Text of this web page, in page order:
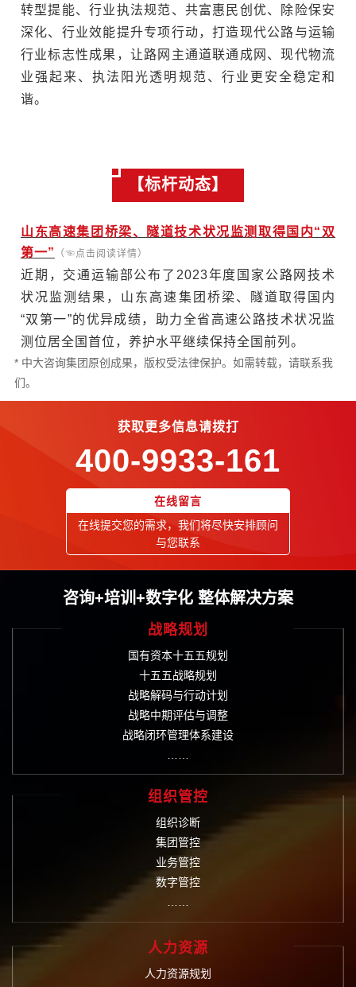
转型提能、行业执法规范、共富惠民创优、除险保安
深化、行业效能提升专项行动，打造现代公路与运输
行业标志性成果，让路网主通道联通成网、现代物流
业强起来、执法阳光透明规范、行业更安全稳定和
谐。
【标杆动态】
山东高速集团桥梁、隧道技术状况监测取得国内“双
第一”
（☜点击阅读详情）
近期，交通运输部公布了2023年度国家公路网技术
状况监测结果，山东高速集团桥梁、隧道取得国内
“双第一”的优异成绩，助力全省高速公路技术状况监
测位居全国首位，养护水平继续保持全国前列。
* 中大咨询集团原创成果，版权受法律保护。如需转载，请联系我
们。
获取更多信息请拨打
400-9933-161
在线留言
在线提交您的需求，我们将尽快安排顾问
与您联系
咨询+培训+数字化 整体解决方案
战略规划
国有资本十五五规划
十五五战略规划
战略解码与行动计划
战略中期评估与调整
战略闭环管理体系建设
组织管控
组织诊断
集团管控
业务管控
数字管控
人力资源
人力资源规划